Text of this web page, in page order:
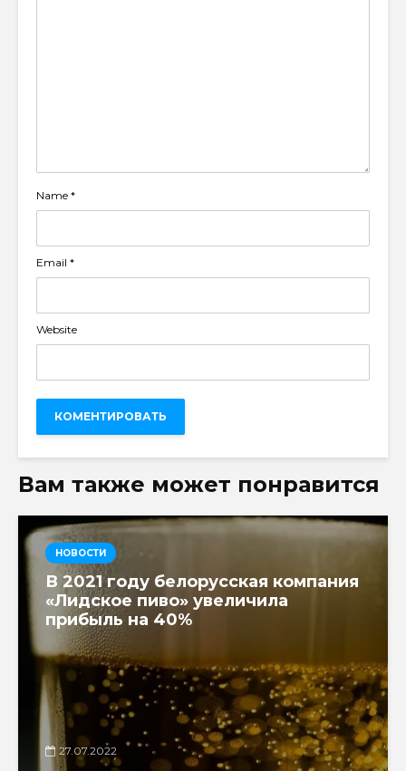
Name *
Email *
Website
Вам также может понравится
НОВОСТИ
В 2021 году белорусская компания
«Лидское пиво» увеличила
прибыль на 40%
27.07.2022